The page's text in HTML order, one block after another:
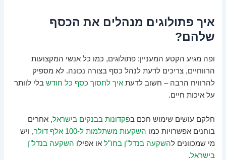
איך פתולוגים מנהלים את הכסף
שלהם?
ופה מגיע הקטע המעניין: פתולוגים, כמו כל אנשי המקצועות
הרווחיים, צריכים לדעת לנהל כסף בצורה נכונה. לא מספיק
להרוויח הרבה – חשוב לדעתאיך לחסוך כסף כל חודש בלי לוותר
על איכות חיים.
חלקם עושים שימוש חכם בפקדונות בבנקים בישראל, אחרים
בוחנים אפשרויות כמו השקעות משתלמות ל-100 אלף דולר
, ויש
מי שמכוונים להשקעה בנדל"ן בחו"ל או אפילו השקעה בנדל"ן
בישראל.